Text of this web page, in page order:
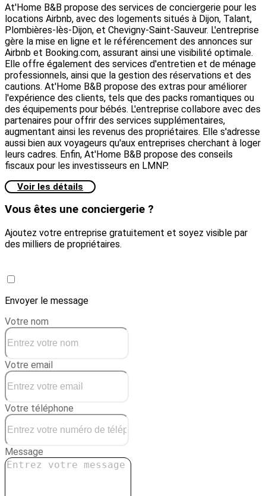
At'Home B&B propose des services de conciergerie pour les
locations Airbnb, avec des logements situés à Dijon, Talant,
Plombières-lès-Dijon, et Chevigny-Saint-Sauveur. L'entreprise
gère la mise en ligne et le référencement des annonces sur
Airbnb et Booking.com, assurant ainsi une visibilité optimale.
Elle offre également des services d'entretien et de ménage
professionnels, ainsi que la gestion des réservations et des
cautions. At'Home B&B propose des extras pour améliorer
l'expérience des clients, tels que des packs romantiques ou
des équipements pour bébés. L'entreprise collabore avec des
partenaires pour offrir des services supplémentaires,
augmentant ainsi les revenus des propriétaires. Elle s'adresse
aussi bien aux voyageurs qu'aux entreprises cherchant à loger
leurs cadres. Enfin, At'Home B&B propose des conseils
fiscaux pour les investisseurs en LMNP.
Voir les détails
Vous êtes une conciergerie ?
Ajoutez votre entreprise gratuitement et soyez visible par
des milliers de propriétaires.
Envoyer le message
Votre nom
Votre email
Votre téléphone
Message